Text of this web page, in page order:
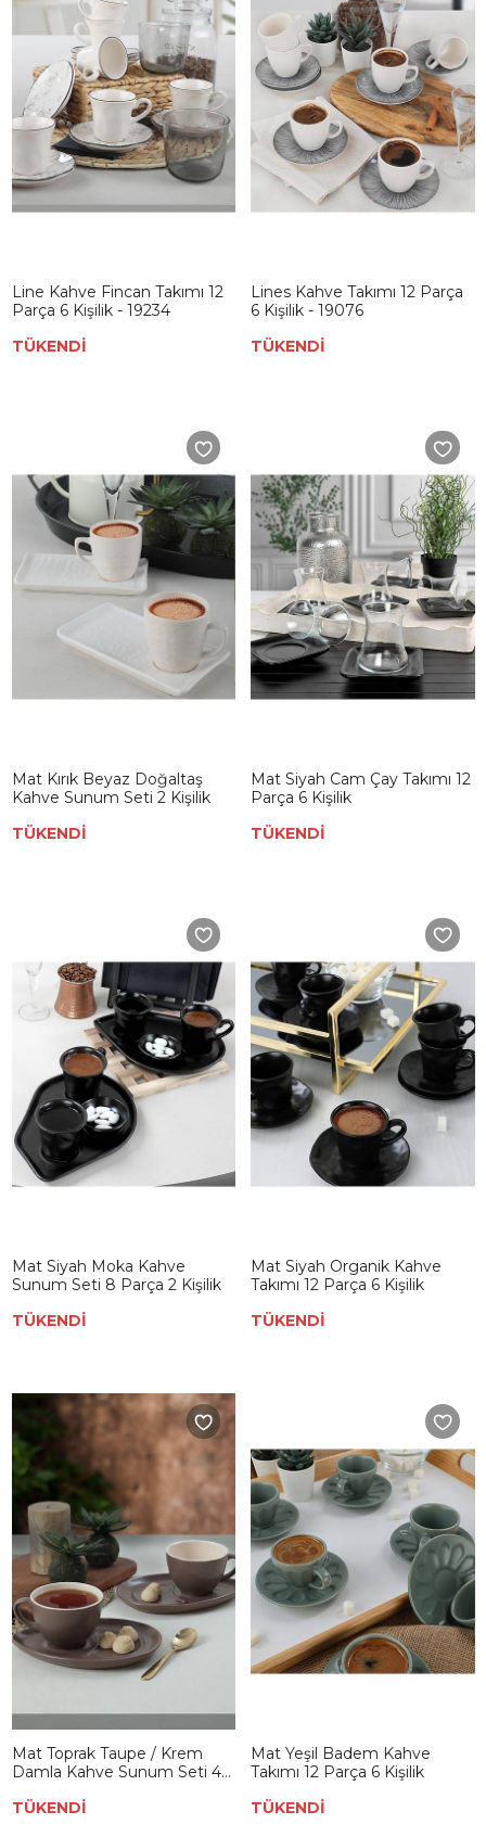
Line Kahve Fincan Takımı 12
Parça 6 Kişilik - 19234
TÜKENDİ
Lines Kahve Takımı 12 Parça
6 Kişilik - 19076
TÜKENDİ
Mat Kırık Beyaz Doğaltaş
Kahve Sunum Seti 2 Kişilik
TÜKENDİ
Mat Siyah Cam Çay Takımı 12
Parça 6 Kişilik
TÜKENDİ
Mat Siyah Moka Kahve
Sunum Seti 8 Parça 2 Kişilik
TÜKENDİ
Mat Siyah Organik Kahve
Takımı 12 Parça 6 Kişilik
TÜKENDİ
Mat Toprak Taupe / Krem
Damla Kahve Sunum Seti 4
TÜKENDİ
Mat Yeşil Badem Kahve
Takımı 12 Parça 6 Kişilik
TÜKENDİ